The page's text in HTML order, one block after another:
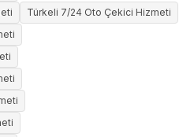
Türkeli 7/24 Oto Çekici Hizmeti